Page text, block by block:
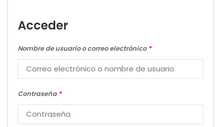
Acceder
Nombre de usuario o correo electrónico *
Contraseña *